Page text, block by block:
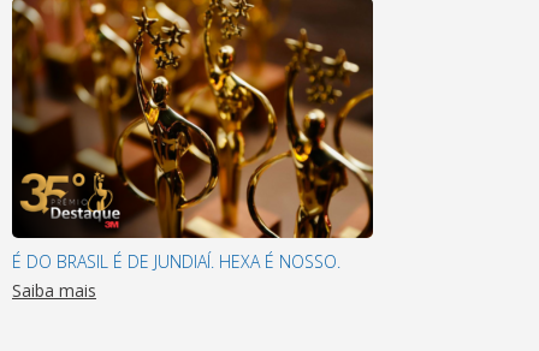
É DO BRASIL É DE JUNDIAÍ. HEXA É NOSSO.
Saiba mais